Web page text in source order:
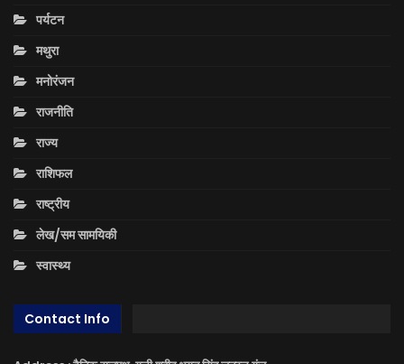
पर्यटन
मथुरा
मनोरंजन
राजनीति
राज्य
राशिफल
राष्ट्रीय
लेख/सम सामयिकी
स्वास्थ्य
Contact Info